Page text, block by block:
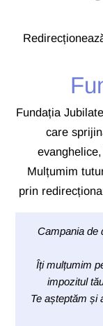
Fundația
care
Mulțumim
prin
Campania de
Îți mulțumim
impozitul
Te așteptăm și